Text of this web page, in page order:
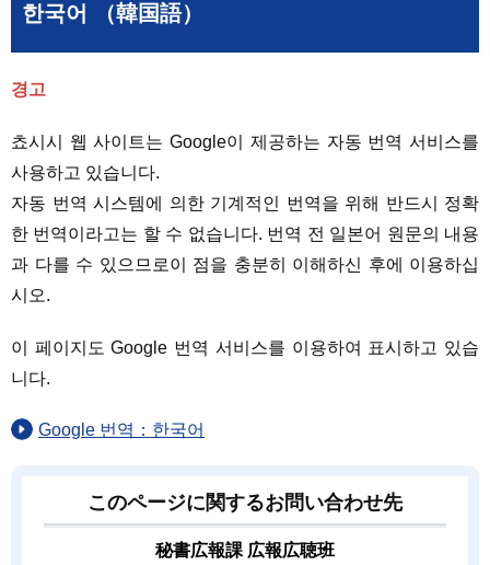
한국어 （韓国語）
경고
쵸시시 웹 사이트는 Google이 제공하는 자동 번역 서비스를
사용하고 있습니다.
자동 번역 시스템에 의한 기계적인 번역을 위해 반드시 정확
한 번역이라고는 할 수 없습니다. 번역 전 일본어 원문의 내용
과 다를 수 있으므로이 점을 충분히 이해하신 후에 이용하십
시오.
이 페이지도 Google 번역 서비스를 이용하여 표시하고 있습
니다.
Google 번역：한국어
このページに関するお問い合わせ先
秘書広報課 広報広聴班